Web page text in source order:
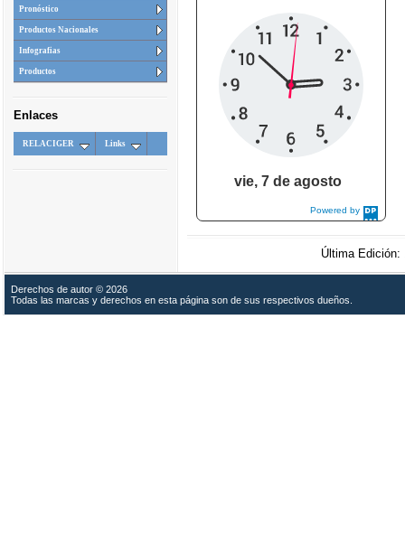
Pronóstico
Productos Nacionales
Infografias
Productos
Enlaces
RELACIGER Links
Powered by
DaysPedia.com
vie, 7 de agosto
Última Edición:
Derechos de autor © 2026
Todas las marcas y derechos en esta página son de sus respectivos dueños.